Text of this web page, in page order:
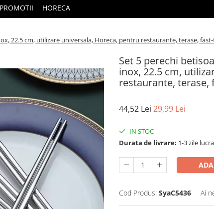
PROMOTII HORECA
22.5 cm, utilizare universala, Horeca, pentru restaurante, terase,
Set 5 perechi
inox, 22.5 cm,
restaurante,
44,52 Lei29,99 Lei
IN STOC
Durata de livrare: 1-3 zile
Cod Produs: SyaC5436 Ai